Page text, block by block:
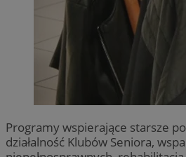
Programy wspierające starsze
działalność Klubów Seniora,